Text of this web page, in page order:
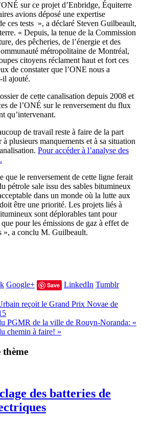
sur ce projet d’Enbridge, Équiterre
avions déposé une expertise
ces tests », a déclaré Steven Guilbeault,
« Depuis, la tenue de la Commission
des pêcheries, de l’énergie et des
métropolitaine de Montréal,
citoyens réclament haut et fort ces
de constater que l’ONE nous a
il ajouté.
de cette canalisation depuis 2008 et
de l’ONÉ sur le renversement du flux
qu’intervenant.
de travail reste à faire de la part
plusieurs manquements et à sa situation
Pour accéder à l’analyse des
que le renversement de cette ligne ferait
pétrole sale issu des sables bitumineux
dans un monde où la lutte aux
être une priorité. Les projets liés à
sont déplorables tant pour
pour les émissions de gaz à effet de
», a conclu M. Guilbeault.
Google+ Save LinkedIn Tumblr
reçoit le Grand Prix Novae de
PGMR de la ville de Rouyn-Noranda: «
chemin à faire! »
thème
des batteries de